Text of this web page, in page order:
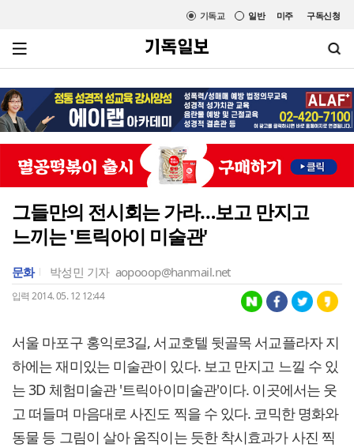
미주 구독신청
일반
기독교
그들만의 전시회는 가라…보고 만지고
느끼는 '트릭아이 미술관'
문화 박성민 기자 aopooop@hanmail.net
입력 2014. 05. 12 12:44
서울 마포구 홍익로3길, 서교호텔 뒷골목 서교플라자 지
하에는 재미있는 미술관이 있다. 보고 만지고 느낄 수 있
는 3D 체험미술관 '트릭아이미술관'이다. 이곳에서는 웃
고 떠들며 마음대로 사진도 찍을 수 있다. 코믹한 명화와
동물 등 그림이 살아 움직이는 듯한 착시효과가 사진 찍